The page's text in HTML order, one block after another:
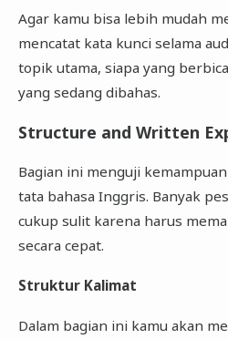
Agar kamu bisa lebih mudah
mencatat kata kunci selama
topik utama, siapa yang
yang sedang dibahas.
Structure and Written
Bagian ini menguji
tata bahasa Inggris. Banyak
cukup sulit karena harus
secara cepat.
Struktur Kalimat
Dalam bagian ini kamu akan